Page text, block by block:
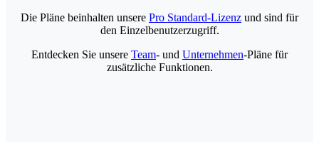
Die Pläne beinhalten unsere Pro Standard-Lizenz und sind für
den Einzelbenutzerzugriff.
Entdecken Sie unsere Team- und Unternehmen-Pläne für
zusätzliche Funktionen.